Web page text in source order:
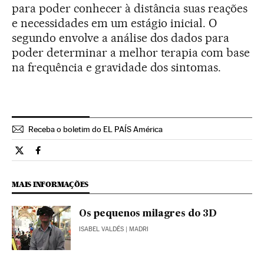
para poder conhecer à distância suas reações
e necessidades em um estágio inicial. O
segundo envolve a análise dos dados para
poder determinar a melhor terapia com base
na frequência e gravidade dos sintomas.
Receba o boletim do EL PAÍS América
Tecnologia El País Brasil en Twitter
Tecnologia El País Brasil en Facebook
MAIS INFORMAÇÕES
Os pequenos milagres do 3D
ISABEL VALDÉS | MADRI